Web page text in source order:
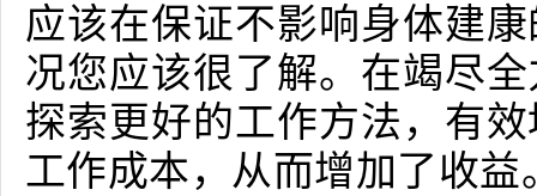
应该在保证不影响身体建
况您应该很了解。在竭尽
探索更好的工作方法，有
工作成本，从而增加了收